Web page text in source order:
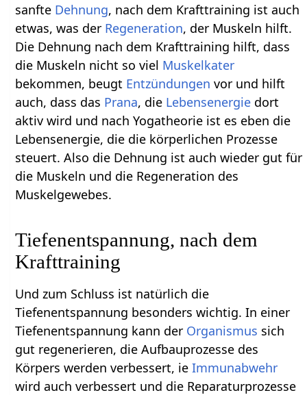
sanfte Dehnung, nach dem Krafttraining ist auch
etwas, was der Regeneration, der Muskeln hilft.
Die Dehnung nach dem Krafttraining hilft, dass
die Muskeln nicht so viel Muskelkater
bekommen, beugt Entzündungen vor und hilft
auch, dass das Prana, die Lebensenergie dort
aktiv wird und nach Yogatheorie ist es eben die
Lebensenergie, die die körperlichen Prozesse
steuert. Also die Dehnung ist auch wieder gut für
die Muskeln und die Regeneration des
Muskelgewebes.
Tiefenentspannung, nach dem
Krafttraining
Und zum Schluss ist natürlich die
Tiefenentspannung besonders wichtig. In einer
Tiefenentspannung kann der Organismus sich
gut regenerieren, die Aufbauprozesse des
Körpers werden verbessert, ieImmunabwehr
wird auch verbessert und die Reparaturprozesse